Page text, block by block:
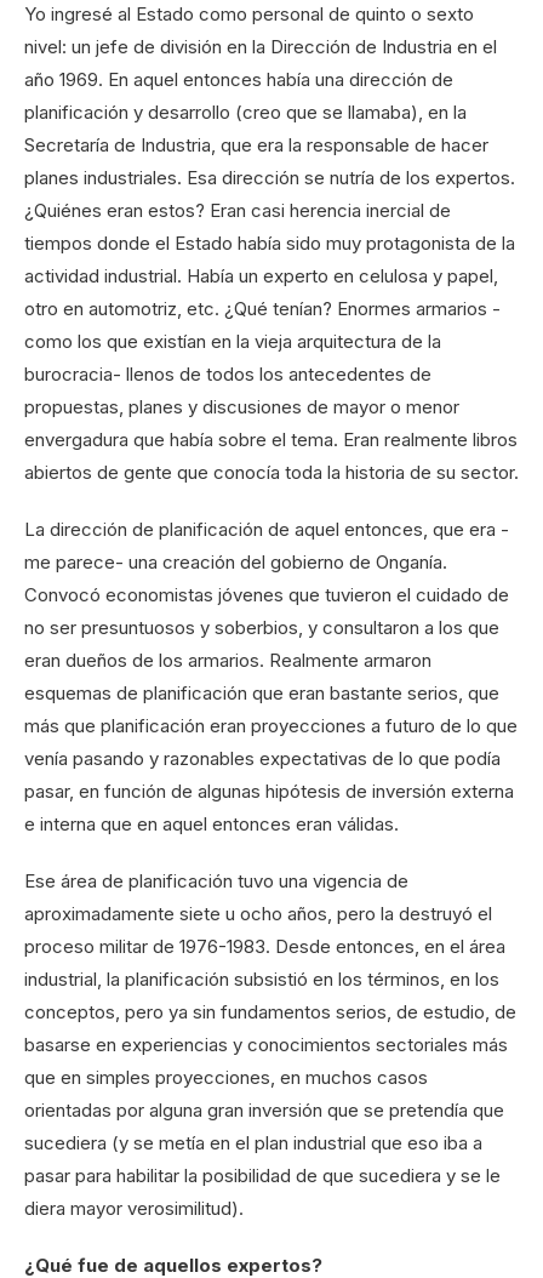
Yo ingresé al Estado como personal de quinto o sexto
nivel: un jefe de división en la Dirección de Industria en el
año 1969. En aquel entonces había una dirección de
planificación y desarrollo (creo que se llamaba), en la
Secretaría de Industria, que era la responsable de hacer
planes industriales. Esa dirección se nutría de los expertos.
¿Quiénes eran estos? Eran casi herencia inercial de
tiempos donde el Estado había sido muy protagonista de la
actividad industrial. Había un experto en celulosa y papel,
otro en automotriz, etc. ¿Qué tenían? Enormes armarios -
como los que existían en la vieja arquitectura de la
burocracia- llenos de todos los antecedentes de
propuestas, planes y discusiones de mayor o menor
envergadura que había sobre el tema. Eran realmente libros
abiertos de gente que conocía toda la historia de su sector.
La dirección de planificación de aquel entonces, que era -
me parece- una creación del gobierno de Onganía.
Convocó economistas jóvenes que tuvieron el cuidado de
no ser presuntuosos y soberbios, y consultaron a los que
eran dueños de los armarios. Realmente armaron
esquemas de planificación que eran bastante serios, que
más que planificación eran proyecciones a futuro de lo que
venía pasando y razonables expectativas de lo que podía
pasar, en función de algunas hipótesis de inversión externa
e interna que en aquel entonces eran válidas.
Ese área de planificación tuvo una vigencia de
aproximadamente siete u ocho años, pero la destruyó el
proceso militar de 1976-1983. Desde entonces, en el área
industrial, la planificación subsistió en los términos, en los
conceptos, pero ya sin fundamentos serios, de estudio, de
basarse en experiencias y conocimientos sectoriales más
que en simples proyecciones, en muchos casos
orientadas por alguna gran inversión que se pretendía que
sucediera (y se metía en el plan industrial que eso iba a
pasar para habilitar la posibilidad de que sucediera y se le
diera mayor verosimilitud).
¿Qué fue de aquellos expertos?